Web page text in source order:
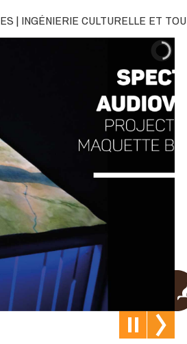
| INGÉNIERIE CULTURELLE ET